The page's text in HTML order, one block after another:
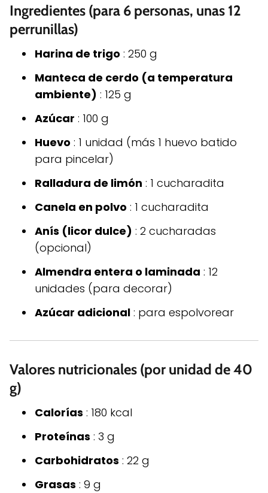
Ingredientes (para 6 personas, unas 12
perrunillas)
Harina de trigo : 250 g
Manteca de cerdo (a temperatura
ambiente) : 125 g
Azúcar : 100 g
Huevo : 1 unidad (más 1 huevo batido
para pincelar)
Ralladura de limón : 1 cucharadita
Canela en polvo : 1 cucharadita
Anís (licor dulce) : 2 cucharadas
(opcional)
Almendra entera o laminada : 12
unidades (para decorar)
Azúcar adicional : para espolvorear
Valores nutricionales (por unidad de 40
g)
Calorías : 180 kcal
Proteínas : 3 g
Carbohidratos : 22 g
Grasas : 9 g